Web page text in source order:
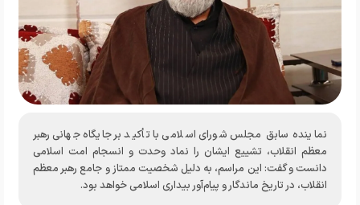
نماینده سابق مجلس شورای اسلامی با تأکید بر جایگاه جهانی رهبر
معظم انقلاب، تشییع ایشان را نماد وحدت و انسجام امت اسلامی
دانست و گفت: این مراسم، به دلیل شخصیت ممتاز و جامع رهبر معظم
انقلاب، در تاریخ ماندگار و پیام‌آور بیداری اسلامی خواهد بود.